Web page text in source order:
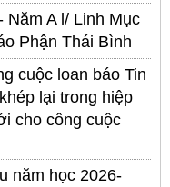
Năm A l/ Linh Mục
Phận Thái Bình
cuộc loan báo Tin
lại trong hiệp
cho công cuộc
năm học 2026-